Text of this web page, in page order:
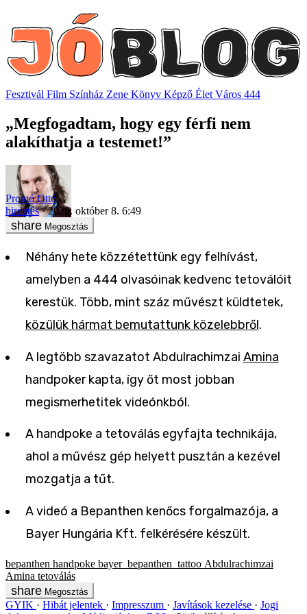
Fesztivál Film Színház Zene Könyv Képző Élet Város 444
„Megfogadtam, hogy egy férfi nem
alakíthatja a testemet!”
Promó Ottó
hirdetés
2020. október 8. 6:49
Megosztás
Néhány hete közzétettünk egy felhívást,
amelyben a 444 olvasóinak kedvenc tetoválóit
kerestük. Több, mint száz művészt küldtetek,
közülük hármat bemutattunk közelebbről.
A legtöbb szavazatot Abdulrachimzai Amina
handpoker kapta, így őt most jobban
megismerhetitek videónkból.
A handpoke a tetoválás egyfajta technikája,
ahol a művész gép helyett pusztán a kezével
mozgatja a tűt.
A videó a Bepanthen kenőcs forgalmazója, a
Bayer Hungária Kft. felkérésére készült.
bepanthen handpoke bayer_bepanthen_tattoo Abdulrachimzai
Amina tetoválás
Megosztás
GYIK Hibát jelentek Impresszum Javítások kezelése
Jogi